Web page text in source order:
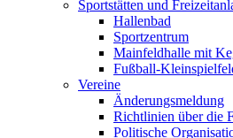
Sportstätten und
Hallenbad
Sportzentrum
Mainfeldhalle mit
Fußball-
Vereine
Änderungsmeldung
Richtlinien über die
Politische